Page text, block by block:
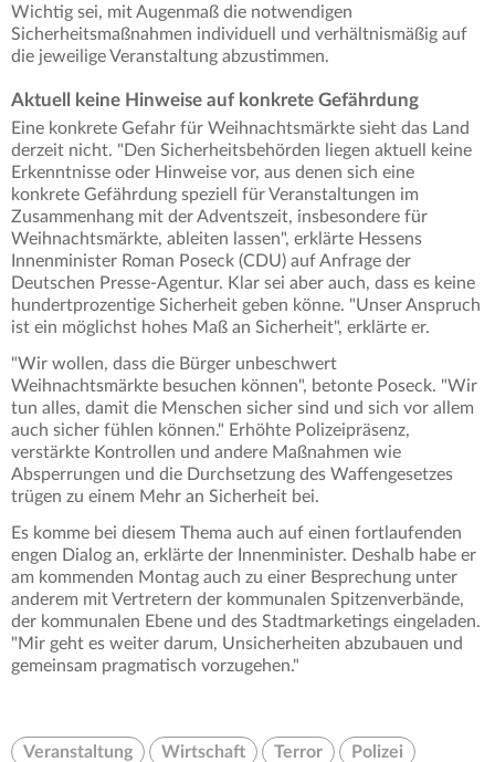
Wichtig sei, mit Augenmaß die notwendigen
Sicherheitsmaßnahmen individuell und verhältnismäßig auf
die jeweilige Veranstaltung abzustimmen.
Aktuell keine Hinweise auf konkrete Gefährdung
Eine konkrete Gefahr für Weihnachtsmärkte sieht das Land
derzeit nicht. "Den Sicherheitsbehörden liegen aktuell keine
Erkenntnisse oder Hinweise vor, aus denen sich eine
konkrete Gefährdung speziell für Veranstaltungen im
Zusammenhang mit der Adventszeit, insbesondere für
Weihnachtsmärkte, ableiten lassen", erklärte Hessens
Innenminister Roman Poseck (CDU) auf Anfrage der
Deutschen Presse-Agentur. Klar sei aber auch, dass es keine
hundertprozentige Sicherheit geben könne. "Unser Anspruch
ist ein möglichst hohes Maß an Sicherheit", erklärte er.
"Wir wollen, dass die Bürger unbeschwert
Weihnachtsmärkte besuchen können", betonte Poseck. "Wir
tun alles, damit die Menschen sicher sind und sich vor allem
auch sicher fühlen können." Erhöhte Polizeipräsenz,
verstärkte Kontrollen und andere Maßnahmen wie
Absperrungen und die Durchsetzung des Waffengesetzes
trügen zu einem Mehr an Sicherheit bei.
Es komme bei diesem Thema auch auf einen fortlaufenden
engen Dialog an, erklärte der Innenminister. Deshalb habe er
am kommenden Montag auch zu einer Besprechung unter
anderem mit Vertretern der kommunalen Spitzenverbände,
der kommunalen Ebene und des Stadtmarketings eingeladen.
"Mir geht es weiter darum, Unsicherheiten abzubauen und
gemeinsam pragmatisch vorzugehen."
Veranstaltung Wirtschaft Terror Polizei